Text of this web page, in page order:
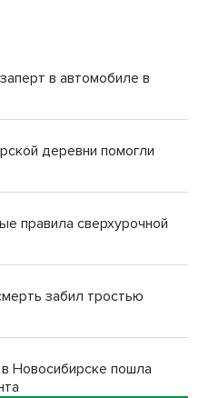
в автомобиле в
деревни помогли
правила сверхурочной
забил тростью
Новосибирске пошла